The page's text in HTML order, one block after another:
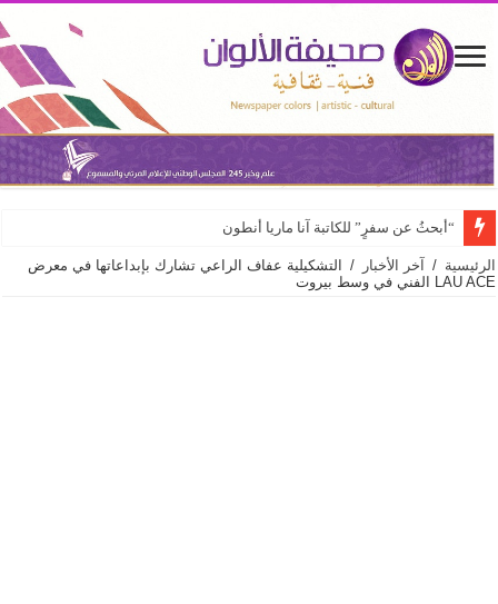
“أبحثُ عن سفرٍ” للكاتبة آنا ماريا أنطون
الرئيسية / آخر الأخبار /
التشكيلية عفاف الراعي تشارك بإبداعاتها في معرض
LAU ACE الفني في وسط بيروت